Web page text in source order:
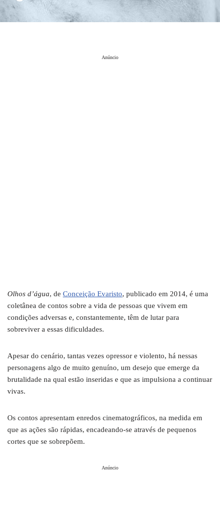
Anúncio
Olhos d’água, de Conceição Evaristo, publicado em 2014, é uma
coletânea de contos sobre a vida de pessoas que vivem em
condições adversas e, constantemente, têm de lutar para
sobreviver a essas dificuldades.
Apesar do cenário, tantas vezes opressor e violento, há nessas
personagens algo de muito genuíno, um desejo que emerge da
brutalidade na qual estão inseridas e que as impulsiona a continuar
vivas.
Os contos apresentam enredos cinematográficos, na medida em
que as ações são rápidas, encadeando-se através de pequenos
cortes que se sobrepõem.
Anúncio